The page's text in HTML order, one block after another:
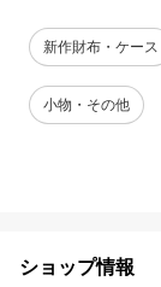
新作財布・ケース
小物・その他
ショップ情報